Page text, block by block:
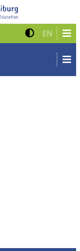
Kontrast
EN Zur